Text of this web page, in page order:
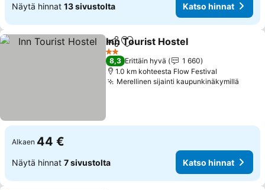
Näytä hinnat 13 sivustolta Katso hinnat
Jaa Lisää suosikkeihin
Inn Tourist Hostel
2 Tähtiluokitus
8,3 Erittäin hyvä
1 660
1.0 km kohteesta Flow Festival
Merellinen sijainti kaupunkinäkymillä
Alkaen 44 €
Näytä hinnat 7 sivustolta Katso hinnat